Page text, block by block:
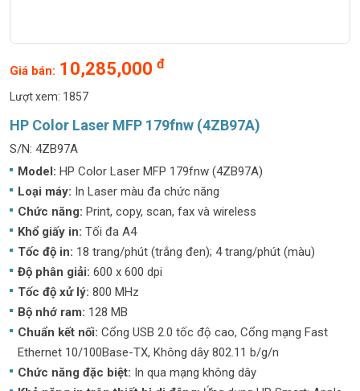
HP Color Laser MFP 179fnw (4ZB97A)
S/N: 4ZB97A
Model: HP Color Laser MFP 179fnw (4ZB97A)
Loại máy: In Laser màu đa chức năng
Chức năng: Print, copy, scan, fax và wireless
Khổ giấy in: Tối đa A4
Tốc độ in: 18 trang/phút (trắng đen); 4 trang/phút (màu)
Độ phân giải: 600 x 600 dpi
Tốc độ xử lý: 800 MHz
Bộ nhớ ram: 128 MB
Chuẩn kết nối: Cổng USB 2.0 tốc độ cao, Cổng mạng Fast
Ethernet 10/100Base-TX, Không dây 802.11 b/g/n
Chức năng đặc biệt: In qua mạng không dây
Giá bán: 10,285,000 đ
Lượt xem: 1857